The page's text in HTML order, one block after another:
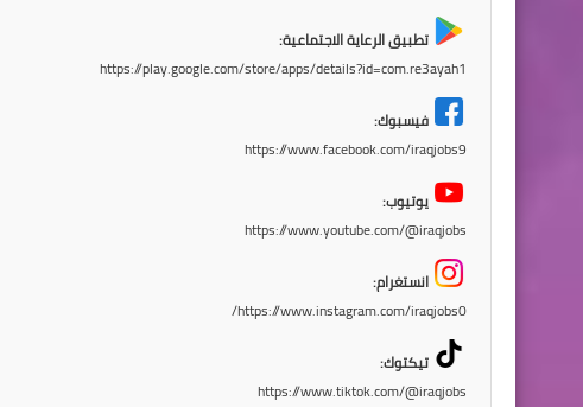
تطبيق الرعاية الاجتماعية:
https://play.google.com/store/apps/details?id=com.re3ayah1
فيسبوك:
https://www.facebook.com/iraqjobs9
يوتيوب:
https://www.youtube.com/@iraqjobs
انستغرام:
https://www.instagram.com/iraqjobs0/
تيكتوك:
https://www.tiktok.com/@iraqjobs